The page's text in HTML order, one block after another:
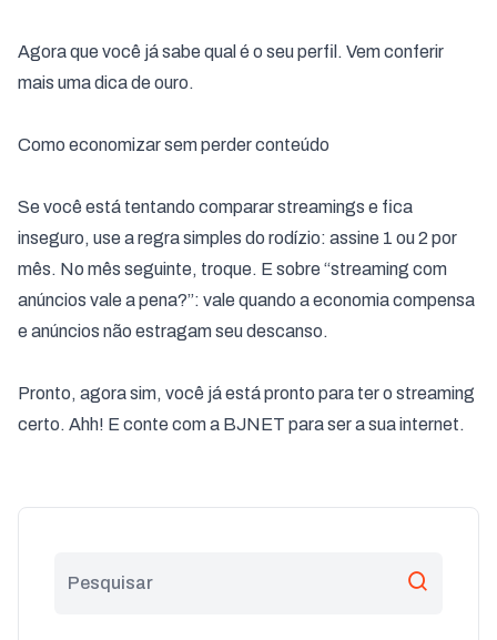
Agora que você já sabe qual é o seu perfil. Vem conferir
mais uma dica de ouro.
Como economizar sem perder conteúdo
Se você está tentando comparar streamings e fica
inseguro, use a regra simples do rodízio: assine 1 ou 2 por
mês. No mês seguinte, troque. E sobre “streaming com
anúncios vale a pena?”: vale quando a economia compensa
e anúncios não estragam seu descanso.
Pronto, agora sim, você já está pronto para ter o streaming
certo. Ahh! E conte com a BJNET para ser a sua internet.